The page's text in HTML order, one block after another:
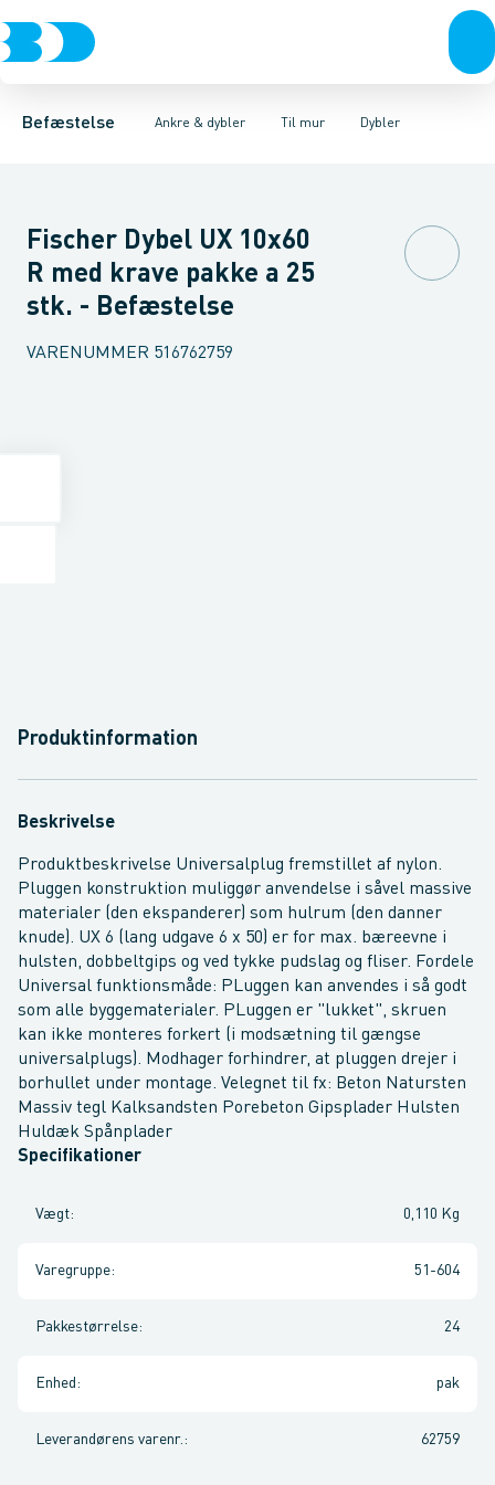
Befæstelse Ankre & dybler
Bolte & sætskruerMøtrikkerSkiverSkruer Søm & dykkere
Til mur
Montagesæt Til betonTil mur Til gips Dybler
DyblerGasbetondybler MessingdyblerSømdyblerSæt
Fischer Dybel UX 10x60
R med krave pakke a 25
stk. - Befæstelse
VARENUMMER 516762759
Produktinformation
Beskrivelse
Produktbeskrivelse Universalplug fremstillet af nylon.
Pluggen konstruktion muliggør anvendelse i såvel massive
materialer (den ekspanderer) som hulrum (den danner
knude). UX 6 (lang udgave 6 x 50) er for max. bæreevne i
hulsten, dobbeltgips og ved tykke pudslag og fliser. Fordele
Universal funktionsmåde: PLuggen kan anvendes i så godt
som alle byggematerialer. PLuggen er "lukket", skruen
kan ikke monteres forkert (i modsætning til gængse
universalplugs). Modhager forhindrer, at pluggen drejer i
borhullet under montage. Velegnet til fx: Beton Natursten
Massiv tegl Kalksandsten Porebeton Gipsplader Hulsten
Huldæk Spånplader
Specifikationer
Vægt: 0,110 Kg
Varegruppe: 51-604
Pakkestørrelse: 24
Enhed : pak
Leverandørens varenr. : 62759